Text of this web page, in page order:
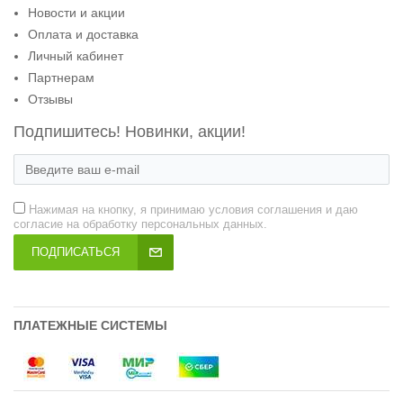
Новости и акции
Оплата и доставка
Личный кабинет
Партнерам
Отзывы
Подпишитесь! Новинки, акции!
Нажимая на кнопку, я принимаю условия соглашения и даю
согласие на обработку персональных данных.
ПОДПИСАТЬСЯ
ПЛАТЕЖНЫЕ СИСТЕМЫ